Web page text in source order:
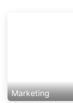
Marketing